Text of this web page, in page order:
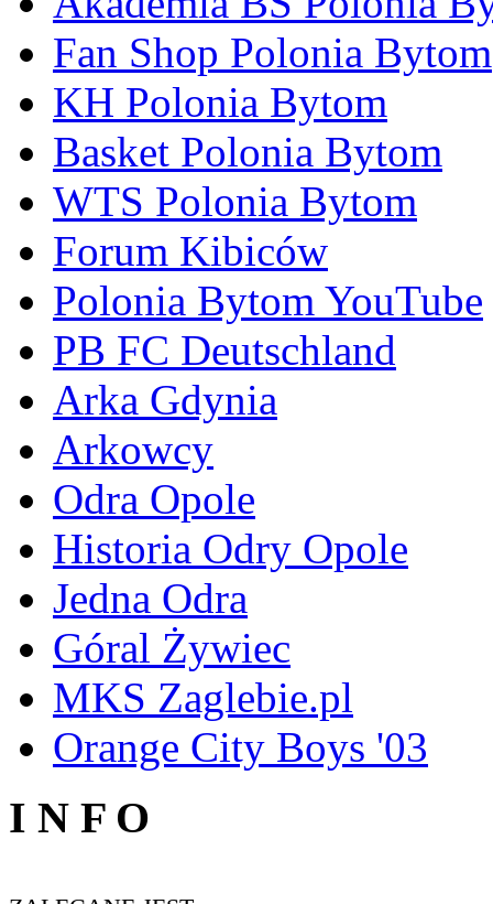
Fan Shop Polonia Bytom
KH Polonia Bytom
Basket Polonia Bytom
WTS Polonia Bytom
Forum Kibiców
Polonia Bytom YouTube
PB FC Deutschland
Arka Gdynia
Arkowcy
Odra Opole
Historia Odry Opole
Jedna Odra
Góral Żywiec
MKS Zaglebie.pl
Orange City Boys '03
I N F O